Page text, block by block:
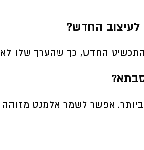
לעיצוב החדש?
החדש, כך שהערך שלו לא
אפשר לשמר אלמנט